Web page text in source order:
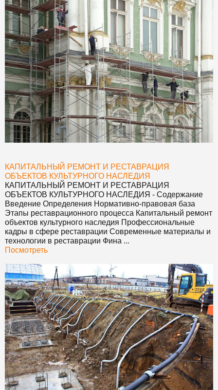
КАПИТАЛЬНЫЙ РЕМОНТ И РЕСТАВРАЦИЯ
ОБЪЕКТОВ КУЛЬТУРНОГО НАСЛЕДИЯ
КАПИТАЛЬНЫЙ РЕМОНТ И РЕСТАВРАЦИЯ
ОБЪЕКТОВ КУЛЬТУРНОГО НАСЛЕДИЯ - Содержание
Введение Определения Нормативно-правовая база
Этапы реставрационного процесса Капитальный ремонт
объектов культурного наследия Профессиональные
кадры в сфере реставрации Современные материалы и
технологии в реставрации Фина ...
Посмотреть